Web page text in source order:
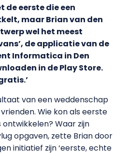
de eerste die een
maar Brian van den
wel het meest
de applicatie van de
Informatica in Den
in de Play Store.
van een weddenschap
Wie kon als eerste
Waar zijn
opgaven, zette Brian door
initiatief zijn ‘eerste, echte